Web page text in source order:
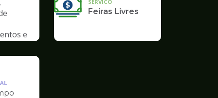
e
SERVICO
Feiras Livres